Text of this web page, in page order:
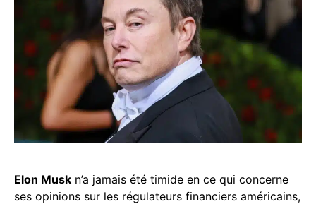
Elon Musk n’a jamais été timide en ce qui concerne
ses opinions sur les régulateurs financiers américains,